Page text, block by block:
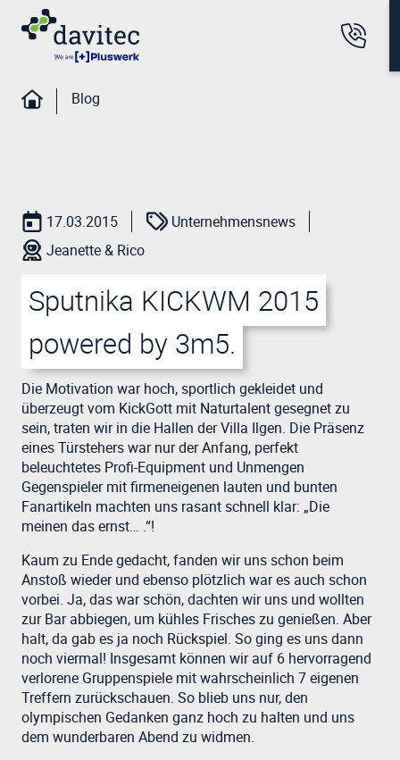
Blog
17.03.2015
Unternehmensnews
Jeanette & Rico
Sputnika KICKWM 2015
powered by 3m5.
Die Motivation war hoch, sportlich gekleidet und
überzeugt vom KickGott mit Naturtalent gesegnet zu
sein, traten wir in die Hallen der Villa Ilgen. Die Präsenz
eines Türstehers war nur der Anfang, perfekt
beleuchtetes Profi-Equipment und Unmengen
Gegenspieler mit firmeneigenen lauten und bunten
Fanartikeln machten uns rasant schnell klar: „Die
meinen das ernst… .“!
Kaum zu Ende gedacht, fanden wir uns schon beim
Anstoß wieder und ebenso plötzlich war es auch schon
vorbei. Ja, das war schön, dachten wir uns und wollten
zur Bar abbiegen, um kühles Frisches zu genießen. Aber
halt, da gab es ja noch Rückspiel. So ging es uns dann
noch viermal! Insgesamt können wir auf 6 hervorragend
verlorene Gruppenspiele mit wahrscheinlich 7 eigenen
Treffern zurückschauen. So blieb uns nur, den
olympischen Gedanken ganz hoch zu halten und uns
dem wunderbaren Abend zu widmen.